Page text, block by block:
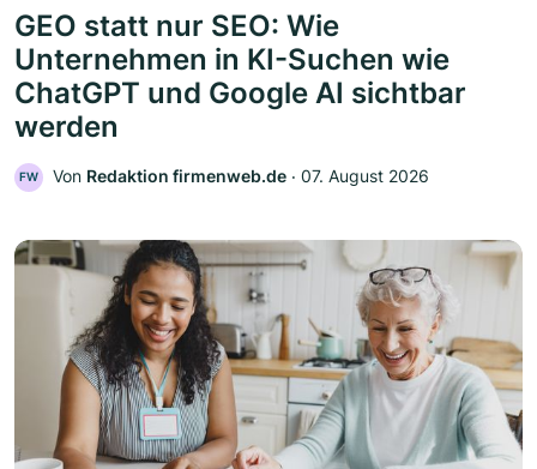
GEO statt nur SEO: Wie
Unternehmen in KI-Suchen wie
ChatGPT und Google AI sichtbar
werden
FW Von Redaktion firmenweb.de ‧ 07. August 2026